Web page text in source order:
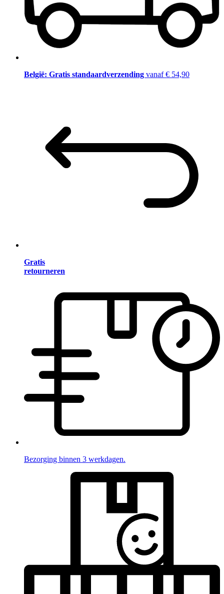
België: Gratis standaardverzending vanaf € 54,90
Gratis
retourneren
Bezorging binnen 3 werkdagen.